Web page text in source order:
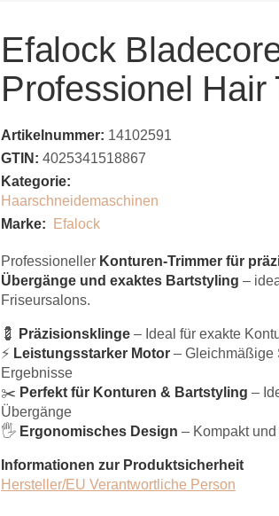
Efalock
Professionel Hair
Artikelnummer: 14102591
GTIN: 4025341518867
Kategorie:
Haarschneidemaschinen
Marke:
Efalock
Professioneller Konturen-Trimmer für
Übergänge und exaktes Bartstyling –
Friseursalons.
💈 Präzisionsklinge – Ideal für exakte
⚡ Leistungsstarker Motor – Gleichmäßige
Ergebnisse
✂️ Perfekt für Konturen & Bartstyling –
Übergänge
🖐 Ergonomisches Design – Kompakt
Informationen zur Produktsicherheit
Hersteller/EU Verantwortliche Person